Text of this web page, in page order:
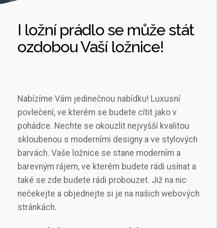
I ložní prádlo se může stát
ozdobou Vaší ložnice!
Nabízíme Vám jedinečnou nabídku! Luxusní
povlečení, ve kterém se budete cítit jako v
pohádce. Nechte se okouzlit nejvyšší kvalitou
skloubenou s moderními designy a ve stylových
barvách. Vaše ložnice se stane moderním a
barevným rájem, ve kterém budete rádi usínat a
také se zde budete rádi probouzet. Již na nic
nečekejte a objednejte si je na našich webových
stránkách.